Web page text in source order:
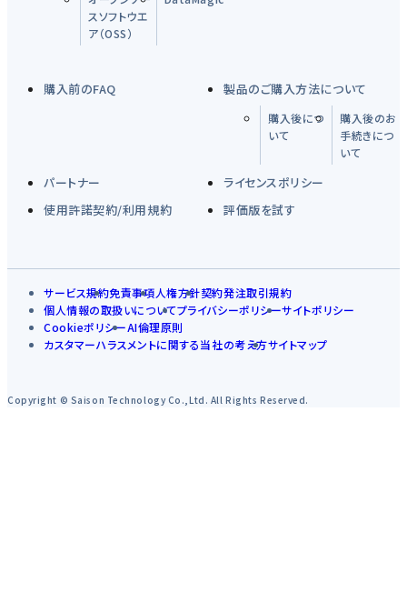
スソフトウエ
ア（OSS）
購入前のFAQ 製品のご購入方法について
購入後につ
いて
購入後のお
手続きにつ
いて
パートナー
ライセンスポリシー
使用許諾契約/利用規約
評価版を試す
サービス規約免責事項人権方針契約発注取引規約
個人情報の取扱いについてプライバシーポリシーサイトポリシー
CookieポリシーAI倫理原則
カスタマーハラスメントに関する当社の考え方サイトマップ
Copyright © Saison Technology Co.,Ltd. All Rights Reserved.